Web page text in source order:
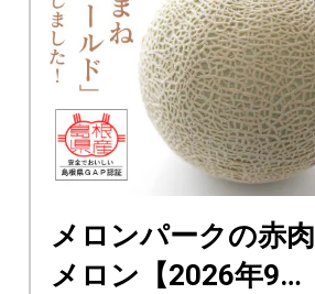
メロンパークの赤肉
メロン【2026年9月